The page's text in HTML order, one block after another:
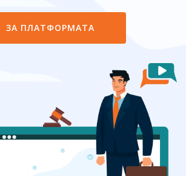
ЗА ПЛАТФОРМАТА